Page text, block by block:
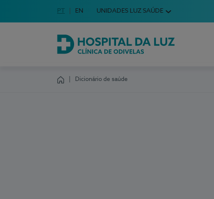
Escolha o seu idioma
Idioma em Português
PT English Language
EN UNIDADES LUZ SAÚDE
Hospital da Luz Clínica de Odivelas
Dicionário de saúde